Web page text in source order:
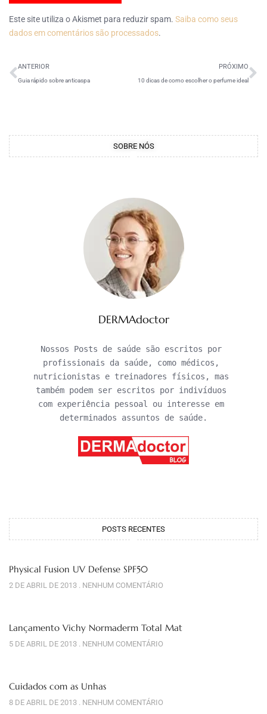
Este site utiliza o Akismet para reduzir spam. Saiba como seus
dados em comentários são processados.
ANTERIOR
Guia rápido sobre anticaspa
PRÓXIMO
10 dicas de como escolher o perfume ideal
SOBRE NÓS
DERMAdoctor
Nossos Posts de saúde são escritos por
profissionais da saúde, como médicos,
nutricionistas e treinadores físicos, mas
também podem ser escritos por indivíduos
com experiência pessoal ou interesse em
determinados assuntos de saúde.
POSTS RECENTES
Physical Fusion UV Defense SPF50
2 DE ABRIL DE 2013 NENHUM COMENTÁRIO
Lançamento Vichy Normaderm Total Mat
5 DE ABRIL DE 2013 NENHUM COMENTÁRIO
Cuidados com as Unhas
8 DE ABRIL DE 2013 NENHUM COMENTÁRIO